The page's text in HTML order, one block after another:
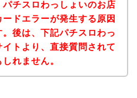
チスロわっしょいのお店
ドエラーが発生する原因
後は、下記パチスロわっ
イトより、直接質問されて
れません。